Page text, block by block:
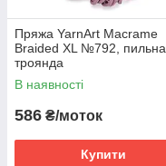
Пряжа YarnArt Macrame
Braided XL №792, пильна
троянда
В наявності
586 ₴/моток
Купити